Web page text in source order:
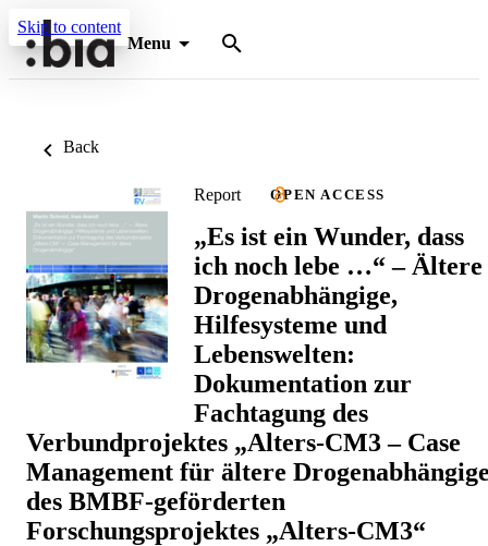
Skip to content
Menu
Back
Report OPEN ACCESS
„Es ist ein Wunder, dass
ich noch lebe …“ – Ältere
Drogenabhängige,
Hilfesysteme und
Lebenswelten:
Dokumentation zur
Fachtagung des
Verbundprojektes „Alters-CM3 – Case
Management für ältere
des BMBF-geförderten
Forschungsprojektes „Alters-CM3“